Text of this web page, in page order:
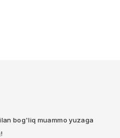
bog'liq muammo yuzaga